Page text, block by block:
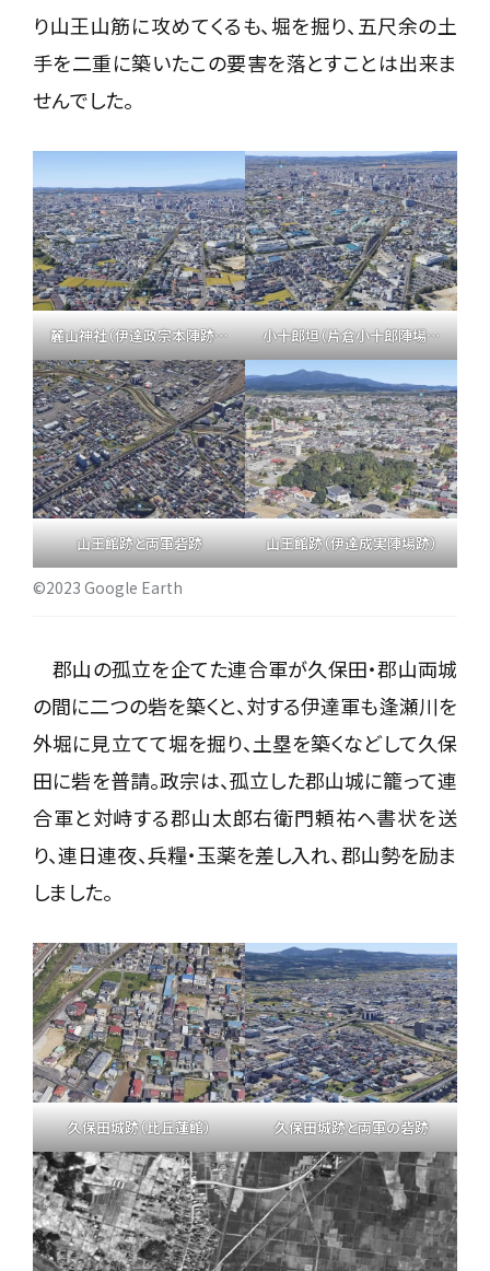
り山王山筋に攻めてくるも、堀を掘り、五尺余の土
手を二重に築いたこの要害を落とすことは出来ま
せんでした。
麓山神社（伊達政宗本陣跡）から望む郡山城跡小十郎坦（片倉小十郎陣場跡）から
山王館跡と両軍砦跡 山王館跡（伊達成実陣場跡）
©2023 Google Earth
郡山の孤立を企てた連合軍が久保田・郡山両城
の間に二つの砦を築くと、対する伊達軍も逢瀬川を
外堀に見立てて堀を掘り、土塁を築くなどして久保
田に砦を普請。政宗は、孤立した郡山城に籠って連
合軍と対峙する郡山太郎右衛門頼祐へ書状を送
り、連日連夜、兵糧・玉薬を差し入れ、郡山勢を励ま
しました。
久保田城跡（比丘蓮館） 久保田城跡と両軍の砦跡